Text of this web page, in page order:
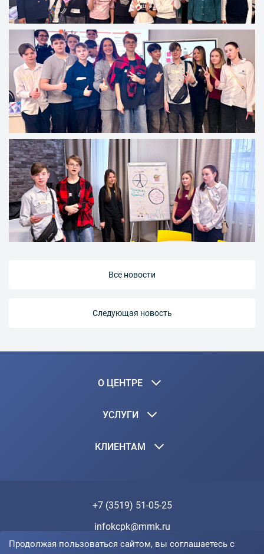
Все новости
Следующая новость
+7 (3519) 51-05-25
infokcpk@mmk.ru
О ЦЕНТРЕ
УСЛУГИ
КЛИЕНТАМ
Продолжая пользоваться сайтом, вы соглашаетесь с